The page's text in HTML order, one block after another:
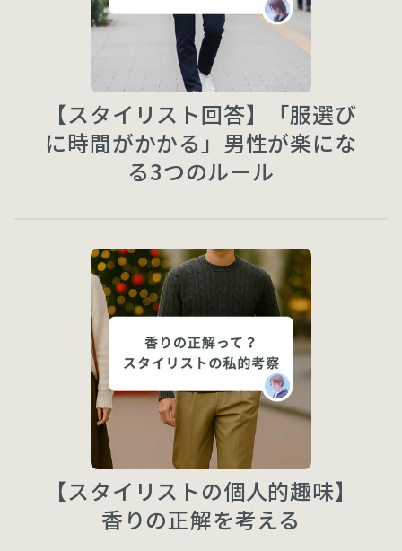
【スタイリスト回答】「服選び
に時間がかかる」男性が楽にな
る3つのルール
【スタイリストの個人的趣味】
香りの正解を考える